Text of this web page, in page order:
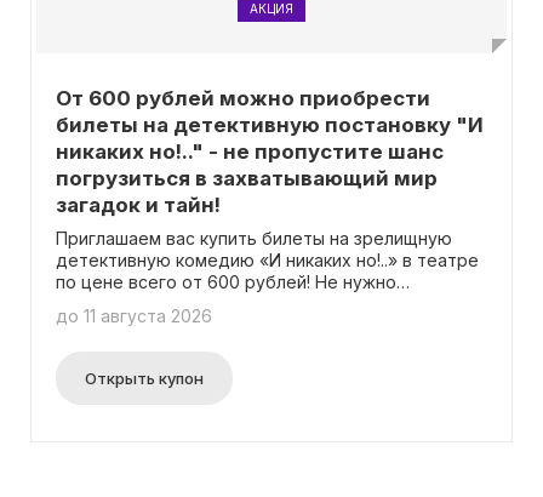
АКЦИЯ
От 600 рублей можно приобрести
билеты на детективную постановку "И
никаких но!.." - не пропустите шанс
погрузиться в захватывающий мир
загадок и тайн!
Приглашаем вас купить билеты на зрелищную
детективную комедию «И никаких но!..» в театре
по цене всего от 600 рублей! Не нужно
до 11 августа 2026
Открыть купон